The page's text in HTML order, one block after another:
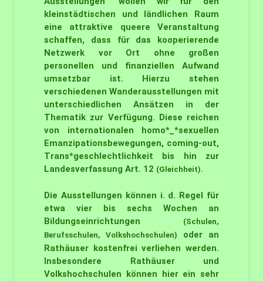
kleinstädtischen und ländlichen Raum
eine attraktive queere Veranstaltung
schaffen, dass für das kooperierende
Netzwerk vor Ort ohne großen
personellen und finanziellen Aufwand
umsetzbar ist. Hierzu stehen
verschiedenen Wanderausstellungen mit
unterschiedlichen Ansätzen in der
Thematik zur Verfügung. Diese reichen
von internationalen homo*_*sexuellen
Emanzipationsbewegungen, coming-out,
Trans*geschlechtlichkeit bis hin zur
Landesverfassung Art. 12 (Gleichheit).
Die Ausstellungen können i. d. Regel für
etwa vier bis sechs Wochen an
Bildungseinrichtungen (Schulen,
Berufsschulen, Volkshochschulen)
oder an
Rathäuser kostenfrei verliehen werden.
Insbesondere Rathäuser und
Volkshochschulen können hier ein sehr